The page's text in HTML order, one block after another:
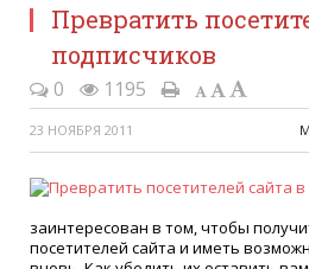
Превратить
подписчиков
0 1195
23 НОЯБРЯ 2011
заинтересован в том, чтобы
посетителей сайта и иметь